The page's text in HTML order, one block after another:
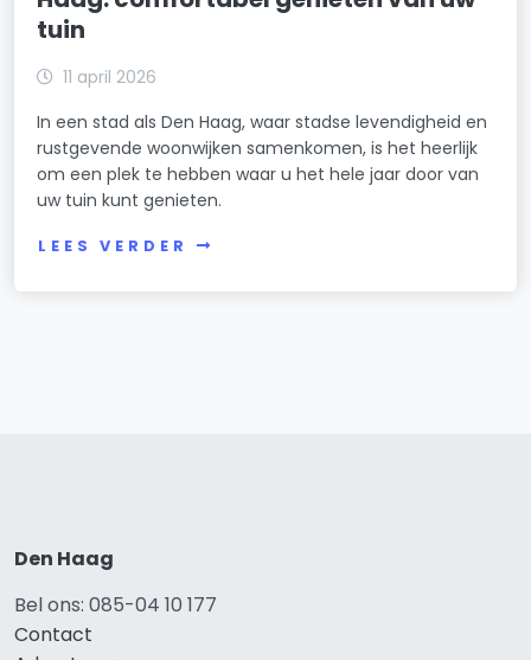
tuin
11 april 2026
In een stad als Den Haag, waar stadse levendigheid en
rustgevende woonwijken samenkomen, is het heerlijk
om een plek te hebben waar u het hele jaar door van
uw tuin kunt genieten.
LEES VERDER
Den Haag
Bel ons: 085-04 10 177
Contact